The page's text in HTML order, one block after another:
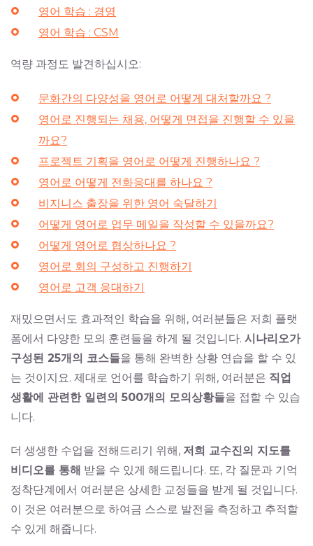
영어 학습 : 경영
영어 학습 : CSM
역량 과정도 발견하십시오:
문화간의 다양성을 영어로 어떻게 대처할까요 ?
영어로 진행되는 채용, 어떻게 면접을 진행할 수 있을
까요?
프로젝트 기획을 영어로 어떻게 진행하나요 ?
영어로 어떻게 전화응대를 하나요 ?
비지니스 출장을 위한 영어 숙달하기
어떻게 영어로 업무 메일을 작성할 수 있을까요?
어떻게 영어로 협상하나요 ?
영어로 회의 구성하고 진행하기
영어로 고객 응대하기
재밌으면서도 효과적인 학습을 위해, 여러분들은 저희 플랫
폼에서 다양한 모의 훈련들을 하게 될 것입니다. 시나리오가
구성된 25개의 코스들을 통해 완벽한 상황 연습을 할 수 있
는 것이지요. 제대로 언어를 학습하기 위해, 여러분은 직업
생활에 관련한 일련의 500개의 모의상황들을 접할 수 있습
니다.
더 생생한 수업을 전해드리기 위해, 저희 교수진의 지도를
비디오를 통해 받을 수 있게 해드립니다. 또, 각 질문과 기억
정착단계에서 여러분은 상세한 교정들을 받게 될 것입니다.
이 것은 여러분으로 하여금 스스로 발전을 측정하고 추적할
수 있게 해줍니다.